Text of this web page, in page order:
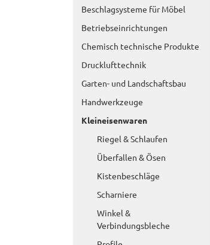
Beschlagsysteme für Möbel
Betriebseinrichtungen
Chemisch technische Produkte
Drucklufttechnik
Garten- und Landschaftsbau
Handwerkzeuge
Kleineisenwaren
Riegel & Schlaufen
Überfallen & Ösen
Kistenbeschläge
Scharniere
Winkel &
Verbindungsbleche